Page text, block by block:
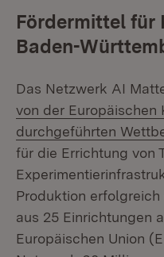
Fördermittel für
Baden-
Das Netzwerk AI
von der Europäischen
durchgeführten
für die Errichtung von
Produktion
aus 25 Einrichtungen
Europäischen Union